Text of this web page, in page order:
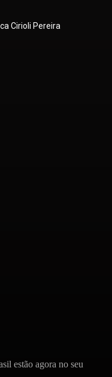
Cirioli Pereira
estão agora no seu